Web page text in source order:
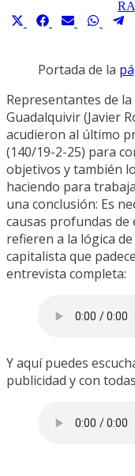
Compartir
(Twitter)
CompartirCompartir
Portada de la
Representantes de
Guadalquivir (Javier
acudieron al último
(140/19-2-25) para
objetivos y también
haciendo para
una conclusión: Es
causas profundas de
refieren a la lógica
capitalista que
entrevista completa:
Y aquí puedes
publicidad y con